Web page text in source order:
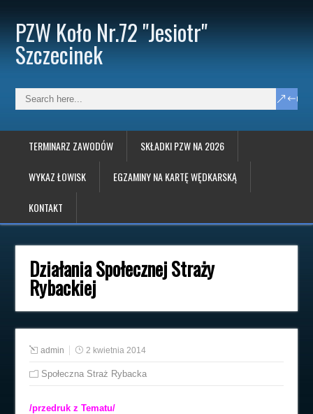
PZW Koło Nr.72 "Jesiotr"
Szczecinek
TERMINARZ ZAWODÓW SKŁADKI PZW NA 2026
WYKAZ ŁOWISK EGZAMINY NA KARTĘ WĘDKARSKĄ
KONTAKT
Działania Społecznej Straży
Rybackiej
admin 2 kwietnia 2014
Społeczna Straż Rybacka
/przedruk z Tematu/